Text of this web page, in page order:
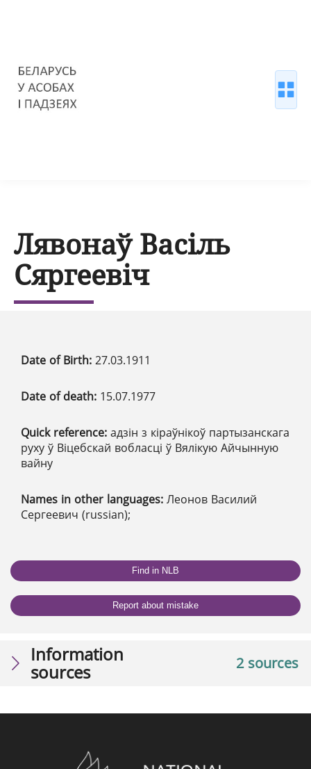
Лявонаў Васіль
Сяргеевіч
Date of Birth: 27.03.1911
Date of death: 15.07.1977
Quick reference: адзін з кіраўнікоў партызанскага
руху ў Віцебскай вобласці ў Вялікую Айчынную
вайну
Names in other languages: Леонов Василий
Сергеевич (russian);
Find in NLB
Report about mistake
2 sources
Information
sources